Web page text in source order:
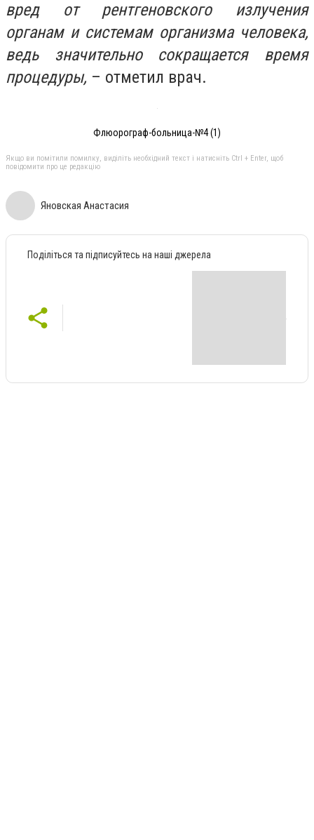
вред от рентгеновского излучения
органам и системам организма человека,
ведь значительно сокращается время
процедуры, – отметил врач.
Флюорограф-больница-№4 (1)
Якщо ви помітили помилку, виділіть необхідний текст і натисніть Ctrl + Enter, щоб
повідомити про це редакцію
Яновская Анастасия
Поділіться та підписуйтесь на наші джерела